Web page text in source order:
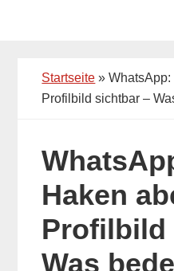
Startseite »
Profilbild sichtbar –
Haken
Profilbild
Was